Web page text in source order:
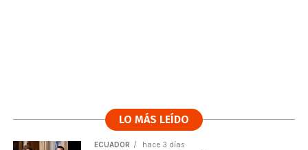
LO MÁS LEÍDO
ECUADOR hace 3 días